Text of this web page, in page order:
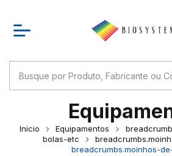
Início Equipamentos
bolas-etc
breadcrumbs.moinhos-